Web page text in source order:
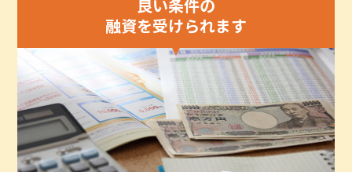
良い条件の
融資を受けられます